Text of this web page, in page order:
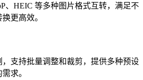
、HEIC 等多种图片格式互转，满足不
更高效。
，支持批量调整和裁剪，提供多种预设
求。